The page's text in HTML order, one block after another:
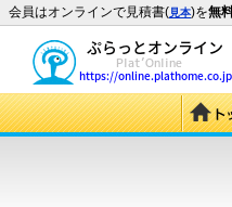
会員はオンラインで見積書(見本)を無